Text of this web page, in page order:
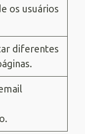
os usuários
diferentes